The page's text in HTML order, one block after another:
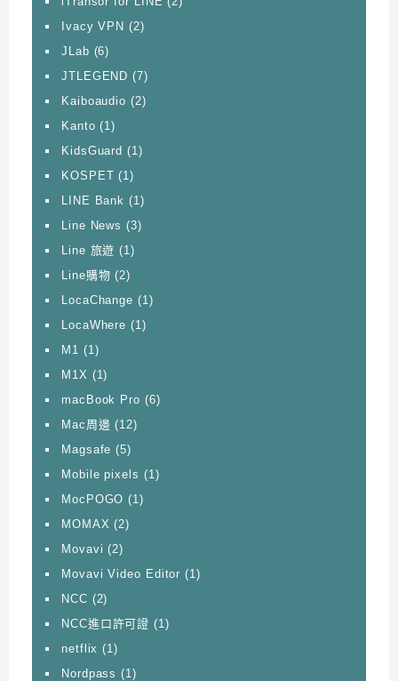
Ivacy VPN (2)
JLab (6)
JTLEGEND (7)
Kaiboaudio (2)
Kanto (1)
KidsGuard (1)
KOSPET (1)
LINE Bank (1)
Line News (3)
Line 旅遊 (1)
Line購物 (2)
LocaChange (1)
LocaWhere (1)
M1 (1)
M1X (1)
macBook Pro (6)
Mac周邊 (12)
Magsafe (5)
Mobile pixels (1)
MocPOGO (1)
MOMAX (2)
Movavi (2)
Movavi Video Editor (1)
NCC (2)
NCC進口許可證 (1)
netflix (1)
Nordpass (1)